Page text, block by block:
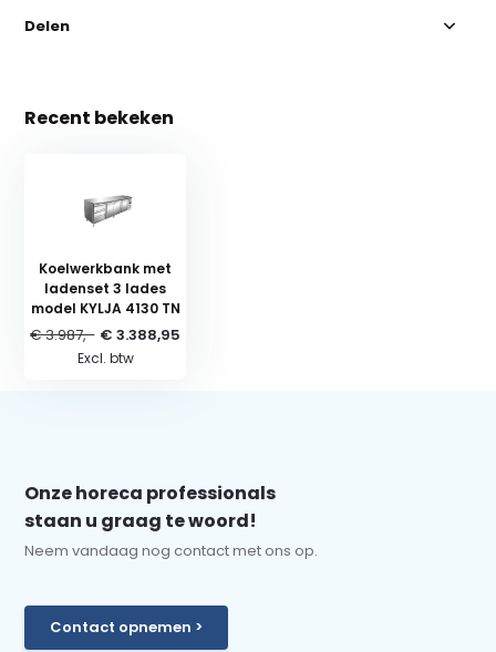
Delen
Recent bekeken
Koelwerkbank met
ladenset 3 lades
model KYLJA 4130 TN
€ 3.987,- € 3.388,95
Excl. btw
Onze horeca professionals
staan u graag te woord!
Neem vandaag nog contact met ons op.
Contact opnemen >